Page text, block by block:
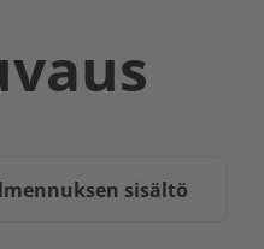
sisältö